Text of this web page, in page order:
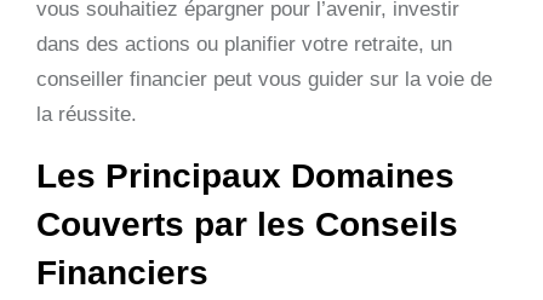
vous souhaitiez épargner pour l’avenir, investir
dans des actions ou planifier votre retraite, un
conseiller financier peut vous guider sur la voie de
la réussite.
Les Principaux Domaines
Couverts par les Conseils
Financiers